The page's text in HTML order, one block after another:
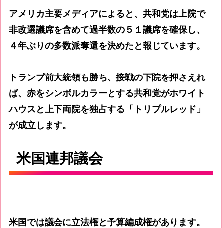
アメリカ主要メディアによると、共和党は上院で
非改選議席を含めて過半数の５１議席を確保し、
４年ぶりの多数派奪還を決めたと報じています。
トランプ前大統領も勝ち、接戦の下院を押さえれ
ば、赤をシンボルカラーとする共和党がホワイト
ハウスと上下両院を独占する「トリプルレッド」
が成立します。
米国連邦議会
米国では議会に立法権と予算編成権があります。